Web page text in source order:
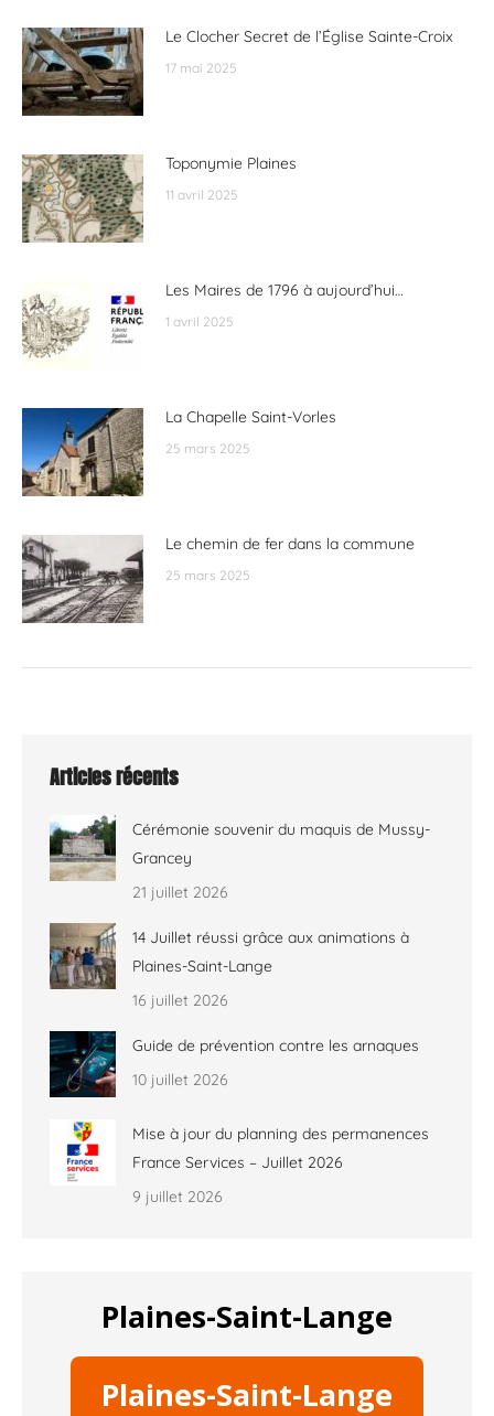
Le Clocher Secret de l’Église Sainte-Croix
17 mai 2025
Toponymie Plaines
11 avril 2025
Les Maires de 1796 à aujourd’hui…
1 avril 2025
La Chapelle Saint-Vorles
25 mars 2025
Le chemin de fer dans la commune
25 mars 2025
Articles récents
Cérémonie souvenir du maquis de Mussy-
Grancey
21 juillet 2026
14 Juillet réussi grâce aux animations à
Plaines-Saint-Lange
16 juillet 2026
Guide de prévention contre les arnaques
10 juillet 2026
Mise à jour du planning des permanences
France Services – Juillet 2026
9 juillet 2026
Plaines-Saint-Lange
Plaines-Saint-Lange